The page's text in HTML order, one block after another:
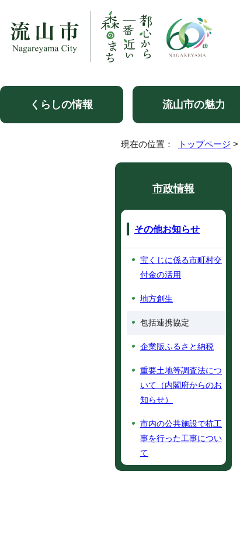
くらしの情報 流山市の魅力
現在の位置： トップページ >
市政情報
その他お知らせ
宝くじに係る市町村交
付金の活用
地方創生
包括連携協定
企業版ふるさと納税
重要土地等調査法につ
いて（内閣府からのお
知らせ）
市内の公共施設で杭工
事を行った工事につい
て